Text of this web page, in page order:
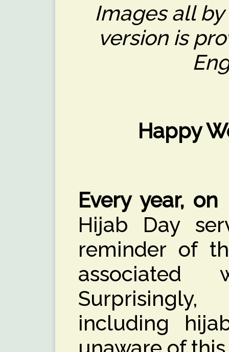
Images all by
version is
Happy
Every year, on
Hijab Day
reminder of
including